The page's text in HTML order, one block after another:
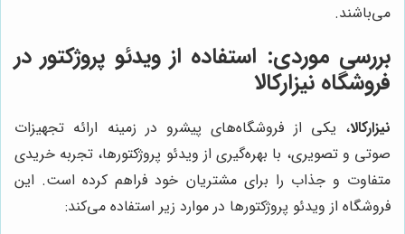
می‌باشند.
بررسی موردی: استفاده از ویدئو پروژکتور در
فروشگاه نیزارکالا
نیزارکالا، یکی از فروشگاه‌های پیشرو در زمینه ارائه تجهیزات
صوتی و تصویری، با بهره‌گیری از ویدئو پروژکتورها، تجربه خریدی
متفاوت و جذاب را برای مشتریان خود فراهم کرده است. این
فروشگاه از ویدئو پروژکتورها در موارد زیر استفاده می‌کند: